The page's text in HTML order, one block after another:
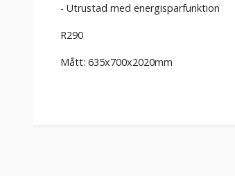
- Utrustad med energisparfunktion
R290
Mått: 635x700x2020mm